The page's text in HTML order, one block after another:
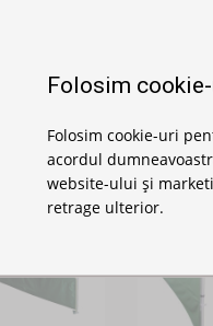
Folosim
Folosim cookie-uri
acordul
website-ului și
retrage ulterior.